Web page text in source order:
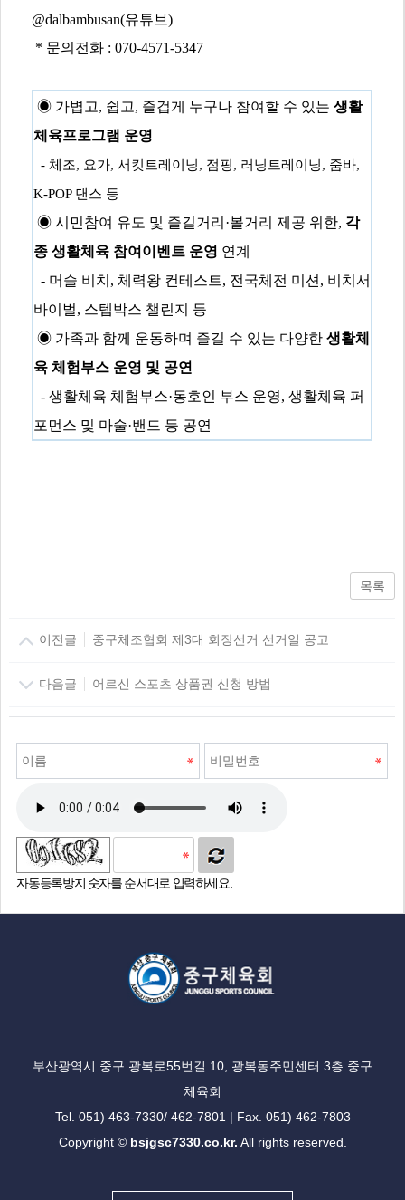
@dalbambusan(유튜브)
* 문의전화 : 070-4571-5347
◉ 가볍고, 쉽고, 즐겁게 누구나 참여할 수 있는 생활
체육프로그램 운영
- 체조, 요가, 서킷트레이닝, 점핑, 러닝트레이닝, 줌바,
K-POP 댄스 등
◉ 시민참여 유도 및 즐길거리 ·볼거리 제공 위한, 각
종 생활체육 참여이벤트 운영 연계
- 머슬 비치 , 체력왕 컨테스트, 전국체전 미션 , 비치서
바이벌, 스텝박스 챌린지 등
◉ 가족과 함께 운동하며 즐길 수 있는 다양한 생활체
육 체험부스 운영 및 공연
- 생활체육 체험부스·동호인 부스 운영, 생활체육 퍼
포먼스 및 마술·밴드 등 공연
목록
이전글 중구체조협회 제3대 회장선거 선거일 공고
다음글 어르신 스포츠 상품권 신청 방법
자동등록방지 숫자를 순서대로 입력하세요.
부산광역시 중구 광복로55번길 10, 광복동주민센터 3층 중구
체육회
Tel. 051) 463-7330/ 462-7801 | Fax. 051) 462-7803
Copyright © bsjgsc7330.co.kr. All rights reserved.